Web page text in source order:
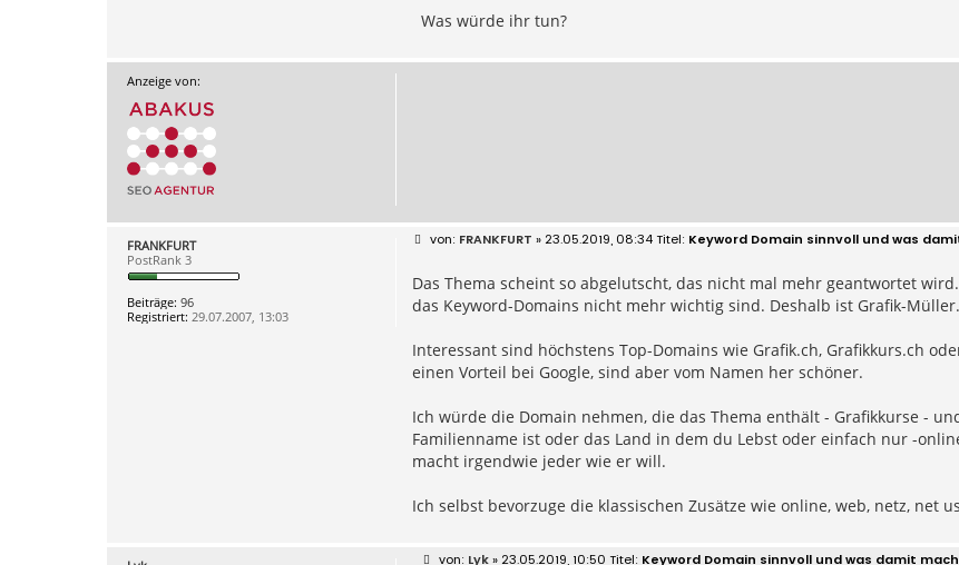
Was würde ihr tun?
Anzeige von:
FRANKFURT
PostRank 3
Beiträge: 96
Registriert: 29.07.2007, 13:03
B
t
a
FRANKFURT » 23.05.2019, 08:34 Keyword Domain sinnvoll und was
Das Thema scheint so abgelutscht, das nicht mal mehr geantwortet
das Keyword-Domains nicht mehr wichtig sind. Deshalb ist Grafik-
Interessant sind höchstens Top-Domains wie Grafik.ch, Grafikkurs.ch
einen Vorteil bei Google, sind aber vom Namen her schöner.
Ich würde die Domain nehmen, die das Thema enthält - Grafikkurse -
Familienname ist oder das Land in dem du Lebst oder einfach nur -
macht irgendwie jeder wie er will.
Ich selbst bevorzuge die klassischen Zusätze wie online, web, netz, net
B
Lyk» 23.05.2019, 10:50 Keyword Domain sinnvoll und was damit